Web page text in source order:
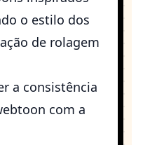
o estilo dos
de rolagem
a consistência
com a